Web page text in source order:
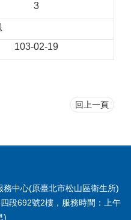
3
103-02-19
回上一頁
中心(原臺北市松山區衛生所)
段692號2樓，服務時間：上午
)